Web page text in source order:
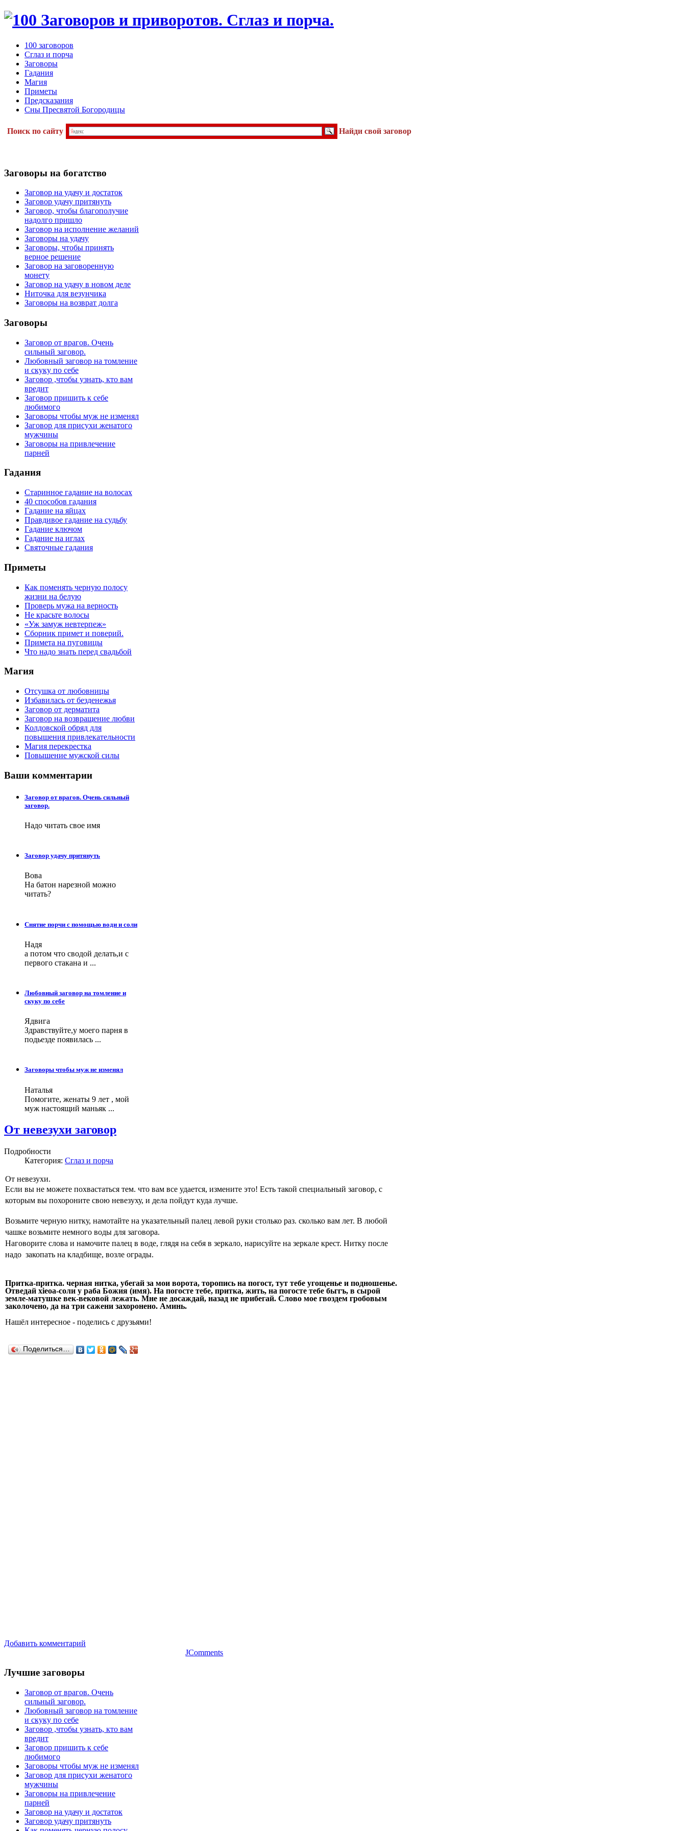
100 заговоров
Сглаз и порча
Заговоры
Гадания
Магия
Приметы
Предсказания
Сны Пресвятой Богородицы
Поиск по сайту Найди свой заговор
Заговоры на богатство
Заговор на удачу и достаток
Заговор удачу притянуть
Заговор, чтобы благополучие
надолго пришло
Заговор на исполнение желаний
Заговоры на удачу
Заговоры, чтобы принять
верное решение
Заговор на заговоренную
монету
Заговор на удачу в новом деле
Ниточка для везунчика
Заговоры на возврат долга
Заговоры
Заговор от врагов. Очень
сильный заговор.
Любовный заговор на томление
и скуку по себе
Заговор ,чтобы узнать, кто вам
вредит
Заговор пришить к себе
любимого
Заговоры чтобы муж не изменял
Заговор для присухи женатого
мужчины
Заговоры на привлечение
парней
Гадания
Старинное гадание на волосах
40 способов гадания
Гадание на яйцах
Правдивое гадание на судьбу
Гадание ключом
Гадание на иглах
Святочные гадания
Приметы
Как поменять черную полосу
жизни на белую
Проверь мужа на верность
Не красьте волосы
«Уж замуж невтерпеж»
Сборник примет и поверий.
Примета на пуговицы
Что надо знать перед свадьбой
Магия
Отсушка от любовницы
Избавилась от безденежья
Заговор от дерматита
Заговор на возвращение любви
Колдовской обряд для
повышения привлекательности
Магия перекрестка
Повышение мужской силы
Ваши комментарии
Заговор от врагов. Очень сильный
заговор.
Надо читать свое имя
Заговор удачу притянуть
Вова
На батон нарезной можно
читать?
Снятие порчи с помощью води и соли
Надя
а потом что сводой делать,и с
первого стакана и ...
Любовный заговор на томление и
скуку по себе
Ядвига
Здравствуйте,у моего парня в
подьезде появилась ...
Заговоры чтобы муж не изменял
Наталья
Помогите, женаты 9 лет , мой
муж настоящий маньяк ...
От невезухи заговор
Подробности
Категория: Сглаз и порча
От невезухи.
Если вы не можете похвастаться тем. что вам все удается, измените это! Есть такой специальный заговор, с
которым вы похороните свою невезуху, и дела пойдут куда лучше.
Возьмите черную нитку, намотайте на указательный палец левой руки столько раз. сколько вам лет. В любой
чашке возьмите немного воды для заговора.
Наговорите слова и намочите палец в воде, глядя на себя в зеркало, нарисуйте на зеркале крест. Нитку после
надо закопать на кладбище, возле ограды.
Притка-притка. черная нитка, убегай за мои ворота, торопись на погост, тут тебе угощенье и подношенье.
Отведай xieoa-соли у раба Божия (имя). На погосте тебе, притка, жить, на погосте тебе бьггъ, в сырой
земле-матушке век-вековой лежать. Мне не досаждай, назад не прибегай. Слово мое гвоздем гробовым
заколочено, да на три сажени захоронено. Аминь.
Нашёл интересное - поделись с друзьями!
Поделиться…
Добавить комментарий
JComments
Лучшие заговоры
Заговор от врагов. Очень
сильный заговор.
Любовный заговор на томление
и скуку по себе
Заговор ,чтобы узнать, кто вам
вредит
Заговор пришить к себе
любимого
Заговоры чтобы муж не изменял
Заговор для присухи женатого
мужчины
Заговоры на привлечение
парней
Заговор на удачу и достаток
Заговор удачу притянуть